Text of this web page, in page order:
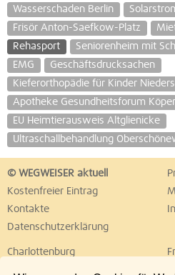
Wasserschaden Berlin
Frisör Anton-Saefkow-Platz
Rehasport
Seniorenheim mit
EMG
Geschäftsdrucksachen
Kieferorthopädie für Kinder
Apotheke Gesundheitsforum
EU Heimtierausweis Altglienicke
Ultraschallbehandlung
© WEGWEISER aktuell
Kostenfreier Eintrag
Kontakte
Datenschutzerklärung
Charlottenburg